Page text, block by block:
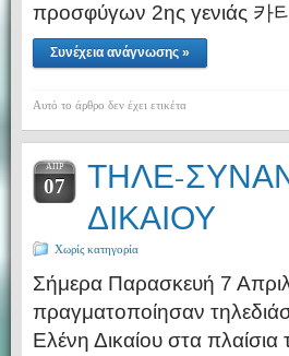
προσφύγων 2ης γενιάς 카
Συνέχεια ανάγνωσης »
Αυτό το άρθρο δεν έχει ετικέτα
ΑΠΡ
07
ΤΗΛΕ-
ΔΙΚΑΙΟΥ
Χωρίς κατηγορία
Σήμερα Παρασκευή 7
πραγματοποίησαν
Ελένη Δικαίου στα